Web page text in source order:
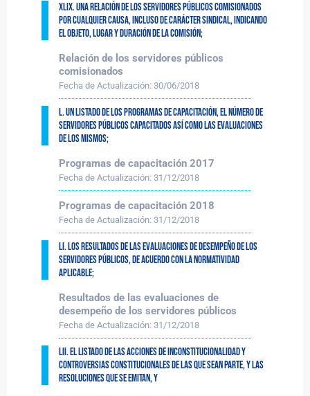
XLIX. Una relación de los servidores públicos comisionados
por cualquier causa, incluso de carácter sindical, indicando
el objeto, lugar y duración de la Comisión;
Relación de los servidores públicos
comisionados
Fecha de Actualización: 30/06/2018
L. Un listado de los programas de capacitación, el número de
servidores públicos capacitados así como las evaluaciones
de los mismos;
Programas de capacitación 2017
Fecha de Actualización: 31/12/2018
Programas de capacitación 2018
Fecha de Actualización: 31/12/2018
LI. Los resultados de las evaluaciones de desempeño de los
servidores públicos, de acuerdo con la normatividad
aplicable;
Resultados de las evaluaciones de
desempeño de los servidores públicos
Fecha de Actualización: 31/12/2018
LII. El listado de las acciones de inconstitucionalidad y
controversias constitucionales de las que sean parte, y las
resoluciones que se emitan, y